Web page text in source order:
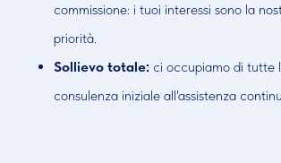
commissione: i tuoi interessi sono la
priorità.
Sollievo totale: ci occupiamo di tutte
consulenza iniziale all'assistenza